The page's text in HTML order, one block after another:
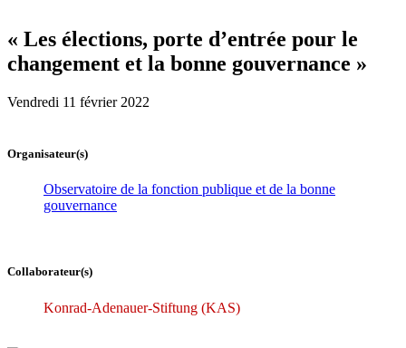
« Les élections, porte d’entrée pour le
changement et la bonne gouvernance »
Vendredi 11 février 2022
Organisateur(s)
Observatoire de la fonction publique et de la bonne
gouvernance
Collaborateur(s)
Konrad-Adenauer-Stiftung (KAS)